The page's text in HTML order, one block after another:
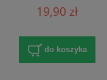
19,90 zł
do koszyka